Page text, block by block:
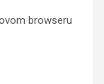
browseru